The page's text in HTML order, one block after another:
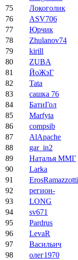
75
Локоголик
76
ASV706
77
Юрчик
78
Zhulanov74
79
kirill
80
ZUBA
81
ЙоЖэГ
82
Tata
83
сашка 76
84
БатиГол
85
Marfyta
86
compsib
87
AlApache
88
gar_in2
89
Наталья ММГ
90
Larka
91
ErosRamazzotti
92
регион-
93
LONG
94
sv671
95
Pardrus
96
LevaR
97
Васильич
98
олег1970